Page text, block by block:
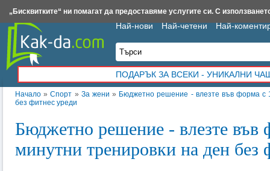
Начало »Спорт » За жени » Бюджетно решение - влезте във форма с
без фитнес уреди
Бюджетно решение - влезте във
минутни тренировки на ден без
Най-нови Най-четени Най-
ПОДАРЪК ЗА ВСЕКИ - УНИКАЛНИ
Insert.bg Framar.bg Kak-da.com Iztochnik.com BauBau.bg NewAge.bg
„Бисквитките“ ни помагат да предоставяме услугите си. С